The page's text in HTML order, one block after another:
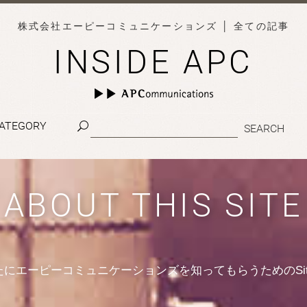
株式会社エーピーコミュニケーションズ │ 全ての記事
INSIDE APC
ABOUT THIS SITE
にエーピーコミュニケーションズを知ってもらうための